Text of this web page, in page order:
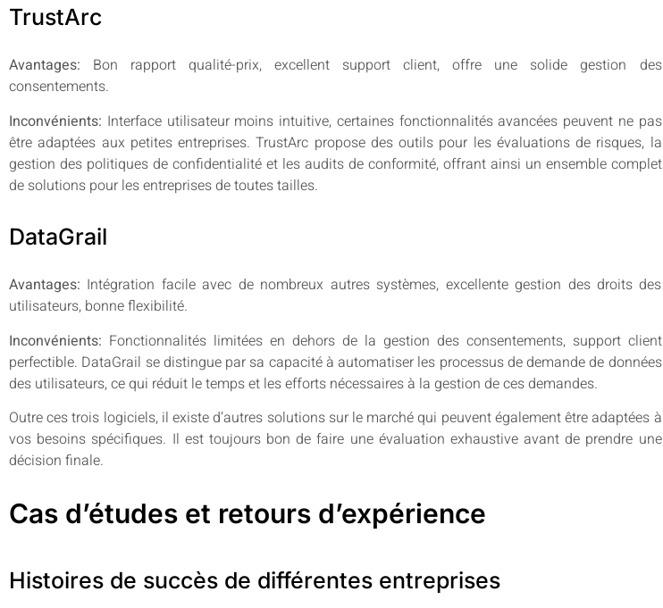
TrustArc
Avantages: Bon rapport qualité-prix, excellent support client, offre une solide gestion des
consentements.
Inconvénients: Interface utilisateur moins intuitive, certaines fonctionnalités avancées peuvent ne pas
être adaptées aux petites entreprises. TrustArc propose des outils pour les évaluations de risques, la
gestion des politiques de confidentialité et les audits de conformité, offrant ainsi un ensemble complet
de solutions pour les entreprises de toutes tailles.
DataGrail
Avantages: Intégration facile avec de nombreux autres systèmes, excellente gestion des droits des
utilisateurs, bonne flexibilité.
Inconvénients: Fonctionnalités limitées en dehors de la gestion des consentements, support client
perfectible. DataGrail se distingue par sa capacité à automatiser les processus de demande de données
des utilisateurs, ce qui réduit le temps et les efforts nécessaires à la gestion de ces demandes.
Outre ces trois logiciels, il existe d’autres solutions sur le marché qui peuvent également être adaptées à
vos besoins spécifiques. Il est toujours bon de faire une évaluation exhaustive avant de prendre une
décision finale.
Cas d’études et retours d’expérience
Histoires de succès de différentes entreprises